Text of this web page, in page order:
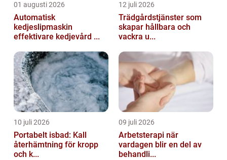
01 augusti 2026
Automatisk
kedjeslipmaskin
effektivare kedjevård ...
12 juli 2026
Trädgårdstjänster som
skapar hållbara och
vackra u...
10 juli 2026
Portabelt isbad: Kall
återhämtning för kropp
och k...
09 juli 2026
Arbetsterapi när
vardagen blir en del av
behandli...